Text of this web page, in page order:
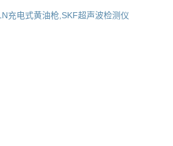
充电式黄油枪,SKF超声波检测仪